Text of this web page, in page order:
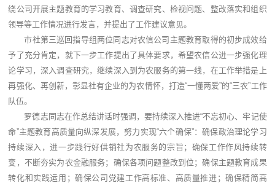
绕公司开展主题教育的学习教育、调查研究、检视问题、整改落实和组织
领导等工作情况进行发言，并提出了工作建议意见。
市社第三巡回指导组两位同志对农信公司主题教育取得的初步成效给
予了充分肯定，就下一步工作提出了具体要求，希望农信公进一步强化理
论学习，深入调查研究，继续深入到为农服务的第一线，在工作举措是上
再强化、再创新，彰显社有企业的为农情怀，打造“一懂两爱”的“三农”工作
队伍。
罗德志同志在作总结讲话时强调，要持续深入推进“不忘初心、牢记使
命”主题教育高质量向纵深发展，努力实现“六个确保”：确保政治理论学习
持续深入，进一步践行好供销社为农服务的宗旨；确保工作作风持续转
变，不断夯实为农金融服务；确保各项问题整改到位；确保主题教育成果
转化和实践运用；确保公司党建工作高标准、高质量推进；确保精简高